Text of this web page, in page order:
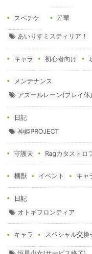
スペチケ 昇華
あいりすミスティリア！
キャラ 初心者向け
メンテナンス
アズールレーン(プレイ休
日記
神姫PROJECT
守護天 Ragカタストロ
機獣 イベント キャ
日記
オトギフロンティア
キャラ スペシャル交換